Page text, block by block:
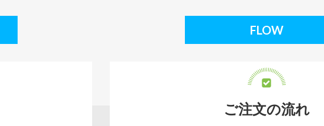
FLOW
ご注文の流れ